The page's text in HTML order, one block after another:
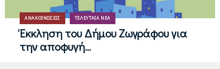
ΑΝΑΚΟΙΝΏΣΕΙΣ ΤΕΛΕΥΤΑΊΑ ΝΈΑ
Έκκληση του Δήμου Ζωγράφου για
την αποφυγή...